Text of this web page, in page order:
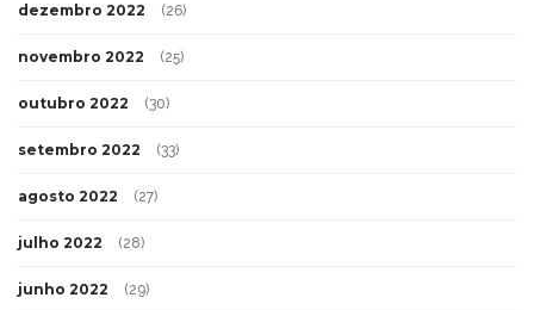
dezembro 2022 (26)
novembro 2022 (25)
outubro 2022 (30)
setembro 2022 (33)
agosto 2022 (27)
julho 2022 (28)
junho 2022 (29)